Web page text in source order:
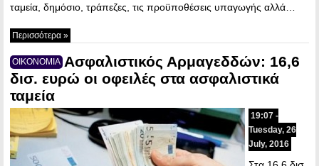
ταμεία, δημόσιο, τράπεζες, τις προϋποθέσεις υπαγωγής αλλά…
Περισσότερα »
ΟΙΚΟΝΟΜΙΑ Ασφαλιστικός Αρμαγεδδών: 16,6
δισ. ευρώ οι οφειλές στα ασφαλιστικά
ταμεία
19:07 -
Tuesday, 26
July, 2016